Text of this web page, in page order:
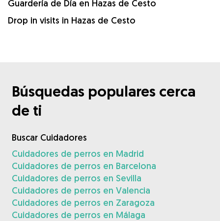
Guardería de Día en Hazas de Cesto
Drop in visits in Hazas de Cesto
Búsquedas populares cerca
de ti
Buscar Cuidadores
Cuidadores de perros en Madrid
Cuidadores de perros en Barcelona
Cuidadores de perros en Sevilla
Cuidadores de perros en Valencia
Cuidadores de perros en Zaragoza
Cuidadores de perros en Málaga